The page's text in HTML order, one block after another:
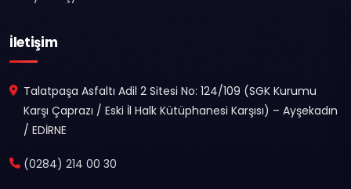
İletişim
Talatpaşa Asfaltı Adil 2 Sitesi No: 124/109 (SGK Kurumu
Karşı Çaprazı / Eski İl Halk Kütüphanesi Karşısı) – Ayşekadın
/ EDİRNE
(0284) 214 00 30